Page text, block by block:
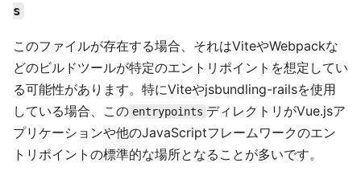
s
このファイルが存在する場合、それはViteやWebpackな
どのビルドツールが特定のエントリポイントを想定してい
る可能性があります。特にViteやjsbundling-railsを使用
している場合、この entrypoints ディレクトリがVue.jsア
プリケーションや他のJavaScriptフレームワークのエン
トリポイントの標準的な場所となることが多いです。